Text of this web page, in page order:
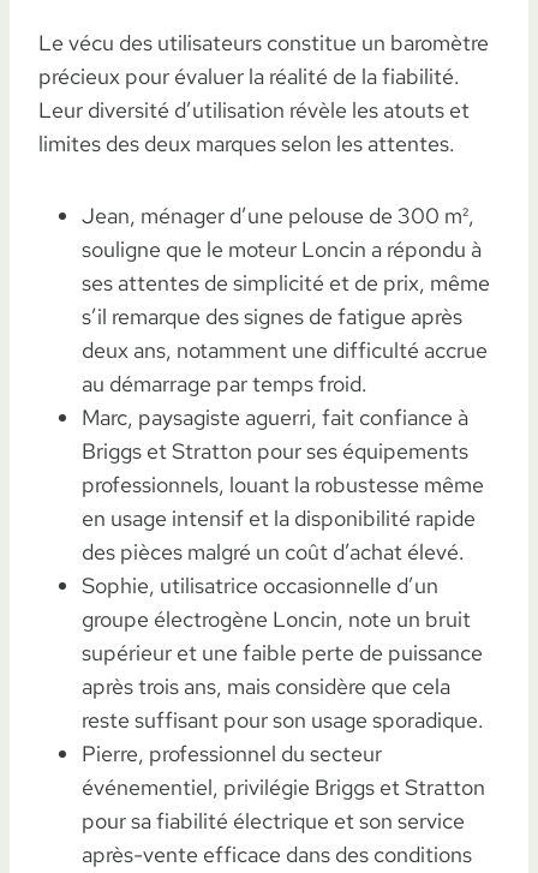
Le vécu des utilisateurs constitue un baromètre
précieux pour évaluer la réalité de la fiabilité.
Leur diversité d’utilisation révèle les atouts et
limites des deux marques selon les attentes.
Jean, ménager d’une pelouse de 300 m²,
souligne que le moteur Loncin a répondu à
ses attentes de simplicité et de prix, même
s’il remarque des signes de fatigue après
deux ans, notamment une difficulté accrue
au démarrage par temps froid.
Marc, paysagiste aguerri, fait confiance à
Briggs et Stratton pour ses équipements
professionnels, louant la robustesse même
en usage intensif et la disponibilité rapide
des pièces malgré un coût d’achat élevé.
Sophie, utilisatrice occasionnelle d’un
groupe électrogène Loncin, note un bruit
supérieur et une faible perte de puissance
après trois ans, mais considère que cela
reste suffisant pour son usage sporadique.
Pierre, professionnel du secteur
événementiel, privilégie Briggs et Stratton
pour sa fiabilité électrique et son service
après-vente efficace dans des conditions